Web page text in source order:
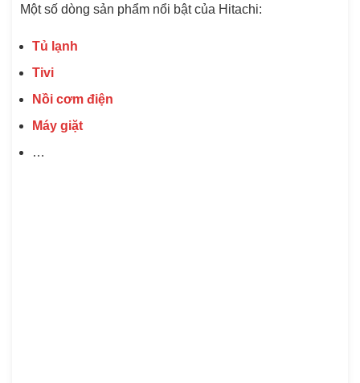
Một số dòng sản phẩm nổi bật của Hitachi:
Tủ lạnh
Tivi
Nồi cơm điện
Máy giặt
…